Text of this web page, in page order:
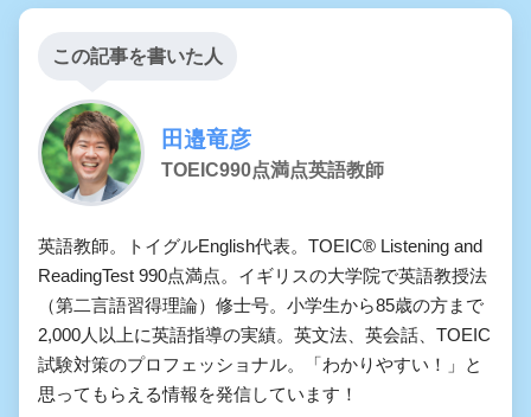
この記事を書いた人
田邉竜彦
TOEIC990点満点英語教師
英語教師。トイグルEnglish代表。TOEIC® Listening and
ReadingTest 990点満点。イギリスの大学院で英語教授法
（第二言語習得理論）修士号。小学生から85歳の方まで
2,000人以上に英語指導の実績。英文法、英会話、TOEIC
試験対策のプロフェッショナル。「わかりやすい！」と
思ってもらえる情報を発信しています！